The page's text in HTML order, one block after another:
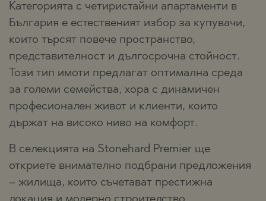
Категорията с четиристайни апартаменти в
България е естественият избор за купувачи,
които търсят повече пространство,
представителност и дългосрочна стойност.
Този тип имоти предлагат оптимална среда
за големи семейства, хора с динамичен
професионален живот и клиенти, които
държат на високо ниво на комфорт.
В селекцията на Stonehard Premier ще
откриете внимателно подбрани предложения
– жилища, които съчетават престижна